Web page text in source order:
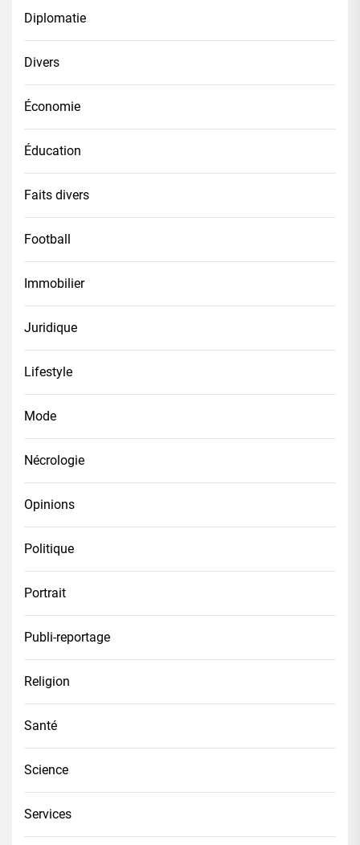
Diplomatie
Divers
Économie
Éducation
Faits divers
Football
Immobilier
Juridique
Lifestyle
Mode
Nécrologie
Opinions
Politique
Portrait
Publi-reportage
Religion
Santé
Science
Services